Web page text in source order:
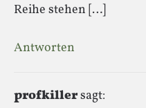
Reihe stehen […]
Antworten
profkillersagt: